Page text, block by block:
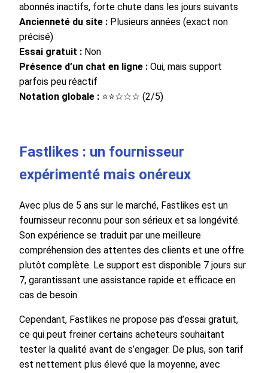
abonnés inactifs, forte chute dans les jours suivants
Ancienneté du site : Plusieurs années (exact non
précisé)
Essai gratuit : Non
Présence d’un chat en ligne : Oui, mais support
parfois peu réactif
Notation globale : ⭐⭐☆☆☆ (2/5)
Fastlikes : un fournisseur
expérimenté mais onéreux
Avec plus de 5 ans sur le marché, Fastlikes est un
fournisseur reconnu pour son sérieux et sa longévité.
Son expérience se traduit par une meilleure
compréhension des attentes des clients et une offre
plutôt complète. Le support est disponible 7 jours sur
7, garantissant une assistance rapide et efficace en
cas de besoin.
Cependant, Fastlikes ne propose pas d’essai gratuit,
ce qui peut freiner certains acheteurs souhaitant
tester la qualité avant de s’engager. De plus, son tarif
est nettement plus élevé que la moyenne, avec